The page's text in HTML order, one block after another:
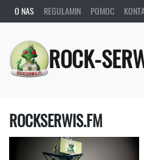
O NAS REGULAMIN POMOC
ROCK-
ROCKSERWIS.FM